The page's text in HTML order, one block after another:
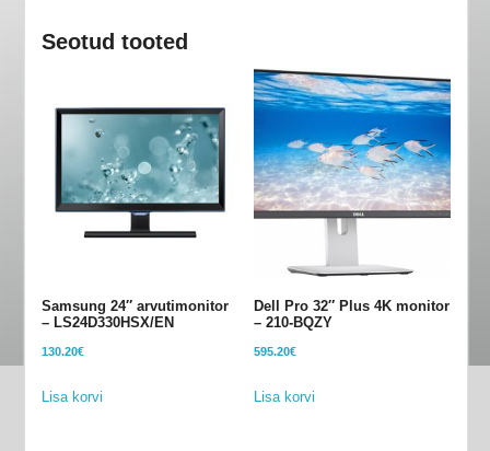
kogus
Seotud tooted
Samsung 24″ arvutimonitor
– LS24D330HSX/EN
130.20€
Lisa korvi
Dell Pro 32″ Plus 4K monitor
– 210-BQZY
595.20€
Lisa korvi